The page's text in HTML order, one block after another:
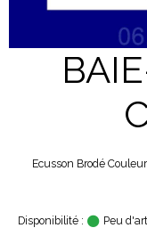
Ecusson Brodé
Disponibilité : Peu